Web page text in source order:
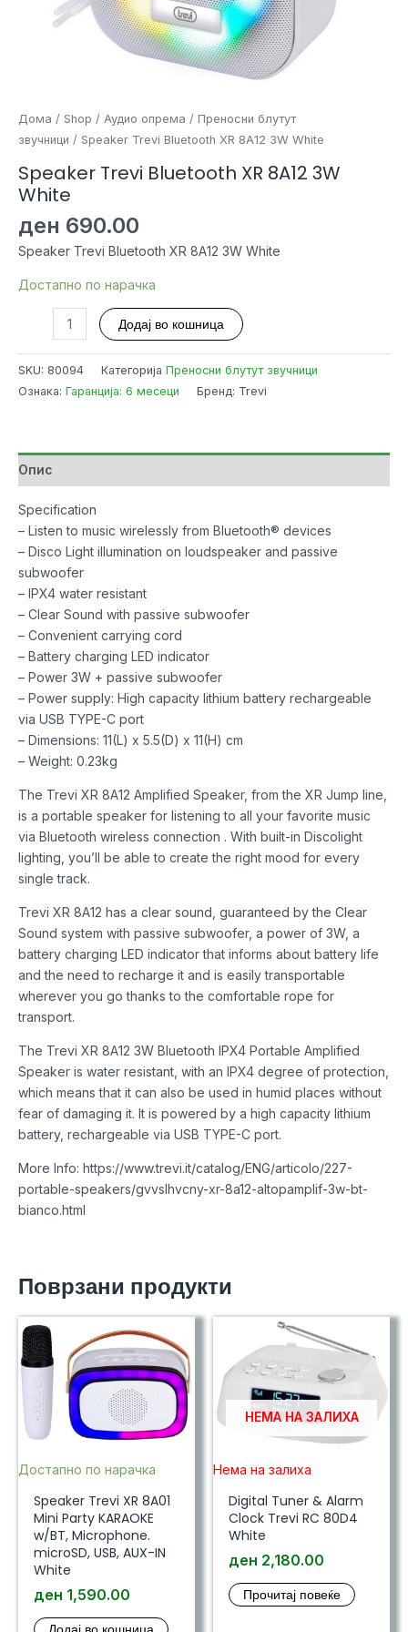
Дома / Shop / Аудио опрема / Преносни блутут
звучници / Speaker Trevi Bluetooth XR 8A12 3W White
Speaker Trevi Bluetooth XR 8A12 3W
White
ден 690.00
Speaker Trevi Bluetooth XR 8A12 3W White
Достапно по нарачка
Speaker
Bluetooth
количина
Додај во кошница
SKU: 80094 Категорија Преносни блутут звучници
Ознака: Гаранција: 6 месеци Бренд: Trevi
Опис
Specification
– Listen to music wirelessly from Bluetooth® devices
– Disco Light illumination on loudspeaker and passive
subwoofer
– IPX4 water resistant
– Clear Sound with passive subwoofer
– Convenient carrying cord
– Battery charging LED indicator
– Power 3W + passive subwoofer
– Power supply: High capacity lithium battery rechargeable
via USB TYPE-C port
– Dimensions: 11(L) x 5.5(D) x 11(H) cm
– Weight: 0.23kg
The Trevi XR 8A12 Amplified Speaker, from the XR Jump line,
is a portable speaker for listening to all your favorite music
via Bluetooth wireless connection . With built-in Discolight
lighting, you’ll be able to create the right mood for every
single track.
Trevi XR 8A12 has a clear sound, guaranteed by the Clear
Sound system with passive subwoofer, a power of 3W, a
battery charging LED indicator that informs about battery life
and the need to recharge it and is easily transportable
wherever you go thanks to the comfortable rope for
transport.
The Trevi XR 8A12 3W Bluetooth IPX4 Portable Amplified
Speaker is water resistant, with an IPX4 degree of protection,
which means that it can also be used in humid places without
fear of damaging it. It is powered by a high capacity lithium
battery, rechargeable via USB TYPE-C port.
More Info: https://www.trevi.it/catalog/ENG/articolo/227-
portable-speakers/gvvslhvcny-xr-8a12-altopamplif-3w-bt-
bianco.html
Поврзани продукти
Достапно по нарачка
Speaker Trevi XR 8A01
Mini Party KARAOKE
w/BT, Microphone.
microSD, USB, AUX-IN
White
ден 1,590.00
НЕМА НА ЗАЛИХА
Нема на залиха
Digital Tuner & Alarm
Clock Trevi RC 80D4
White
ден 2,180.00
Прочитај повеќе